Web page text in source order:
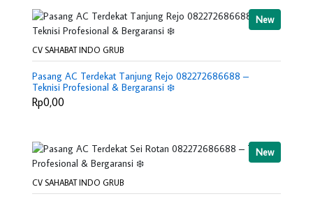
New
CV SAHABAT INDO GRUB
Pasang AC Terdekat Tanjung Rejo 082272686688 –
Teknisi Profesional & Bergaransi ❄️
Rp0,00
New
CV SAHABAT INDO GRUB